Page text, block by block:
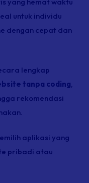
untuk individu
dengan cepat dan
lengkap
tanpa coding
rekomendasi
aplikasi yang
pribadi atau